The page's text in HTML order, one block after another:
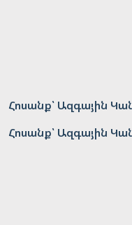
Հոսանք՝ Ազգային
Հոսանք՝ Ազգային